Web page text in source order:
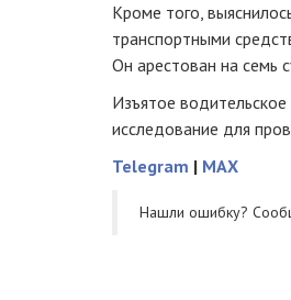
Кроме того,
транспортными
Он арестован на семь
Изъятое
исследование для
Telegram | MAX
Нашли ошибку?